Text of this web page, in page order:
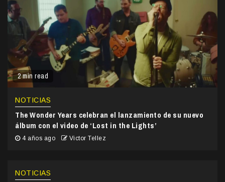
2 min read
NOTICIAS
The Wonder Years celebran el lanzamiento de su nuevo
álbum con el video de ‘Lost in the Lights’
4 años ago Victor Tellez
NOTICIAS